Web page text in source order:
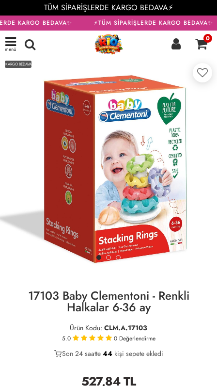
TÜM SİPARİŞLERDE KARGO BEDAVA⚡
KARGO BEDAVA✨ ⚡TÜM SİPARİŞLERDE KARGO BEDAVA✨
menü
0
KARGO BEDAVA
17103 Baby Clementoni - Renkli
Halkalar 6-36 ay
Ürün Kodu: CLM.A.17103
5.0 0 Değerlendirme
24
Son 24 saatte 44kişi sepete ekledi
16
527,84TL